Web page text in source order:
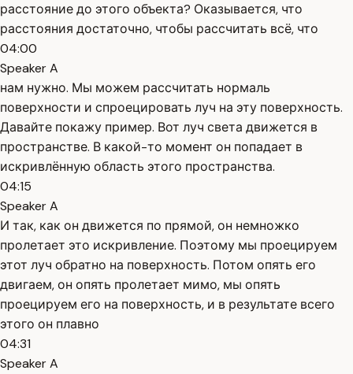
расстояние до этого объекта? Оказывается, что
расстояния достаточно, чтобы рассчитать всё, что
04:00
Speaker A
нам нужно. Мы можем рассчитать нормаль
поверхности и спроецировать луч на эту поверхность.
Давайте покажу пример. Вот луч света движется в
пространстве. В какой-то момент он попадает в
искривлённую область этого пространства.
04:15
Speaker A
И так, как он движется по прямой, он немножко
пролетает это искривление. Поэтому мы проецируем
этот луч обратно на поверхность. Потом опять его
двигаем, он опять пролетает мимо, мы опять
проецируем его на поверхность, и в результате всего
этого он плавно
04:31
Speaker A